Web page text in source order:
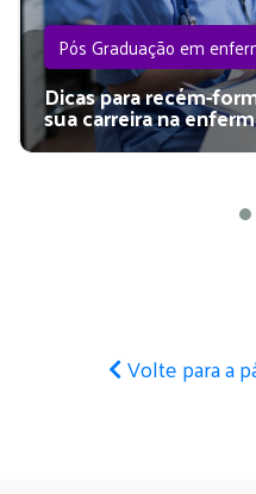
Pós Graduação em
Dicas para recém-
sua carreira na
Volte para a